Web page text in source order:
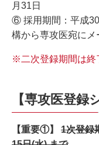
月31日
⑥ 採用期間：平成
構から専攻医宛にメ
※二次登録期間は終
【専攻医登録
【重要①】 1次登録